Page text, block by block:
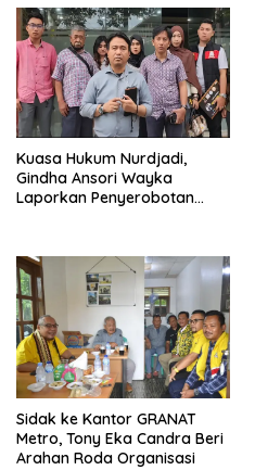
Kuasa Hukum Nurdjadi,
Gindha Ansori Wayka
Laporkan Penyerobotan
‎Sidak ke Kantor GRANAT
Metro, Tony Eka Candra Beri
Arahan Roda Organisasi